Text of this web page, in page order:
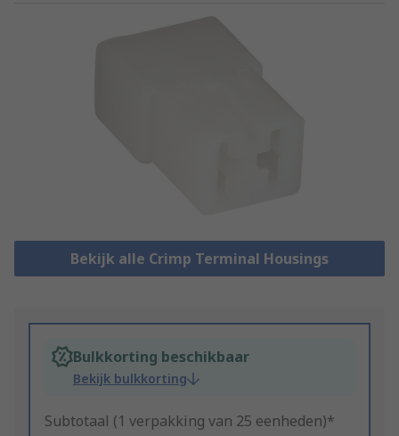
Bekijk alle Crimp Terminal Housings
Bulkkorting beschikbaar
Bekijk bulkkorting
Subtotaal (1 verpakking van 25 eenheden)*